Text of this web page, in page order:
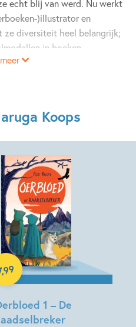
echt blij van werd. Nu werkt
)illustrator en
ze diversiteit heel belangrijk;
in boeken.
Koops
1 – De
,99
E-book